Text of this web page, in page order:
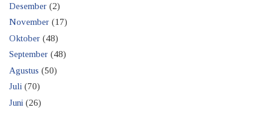
Desember (2)
November (17)
Oktober (48)
September (48)
Agustus (50)
Juli (70)
Juni (26)